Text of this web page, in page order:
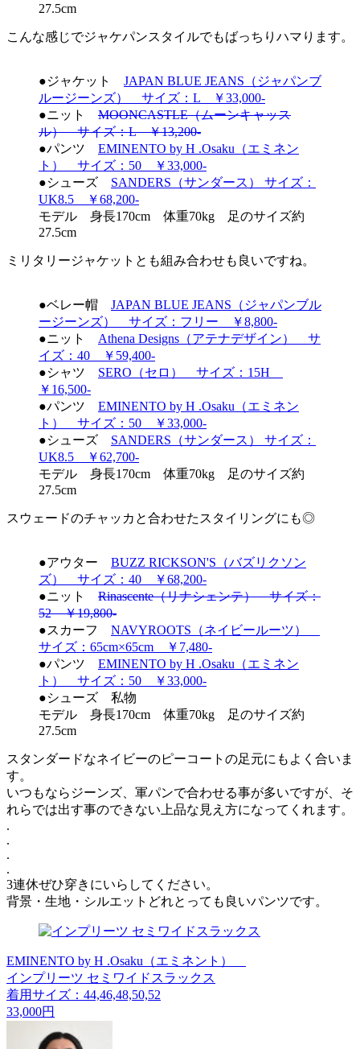
27.5cm
こんな感じでジャケパンスタイルでもばっちりハマります。
●ジャケット JAPAN BLUE JEANS（ジャパンブ
ルージーンズ） サイズ：L ￥33,000-
●ニット MOONCASTLE（ムーンキャッス
ル） サイズ：L ￥13,200-
●パンツ EMINENTO by H .Osaku（エミネン
ト） サイズ：50 ￥33,000-
●シューズ SANDERS（サンダース） サイズ：
UK8.5 ￥68,200-
モデル 身長170cm 体重70kg 足のサイズ約
27.5cm
ミリタリージャケットとも組み合わせも良いですね。
●ベレー帽 JAPAN BLUE JEANS（ジャパンブル
ージーンズ） サイズ：フリー ￥8,800-
●ニット Athena Designs（アテナデザイン） サ
イズ：40 ￥59,400-
●シャツ SERO（セロ） サイズ：15H
￥16,500-
●パンツ EMINENTO by H .Osaku（エミネン
ト） サイズ：50 ￥33,000-
●シューズ SANDERS（サンダース） サイズ：
UK8.5 ￥62,700-
モデル 身長170cm 体重70kg 足のサイズ約
27.5cm
スウェードのチャッカと合わせたスタイリングにも◎
●アウター BUZZ RICKSON'S（バズリクソン
ズ） サイズ：40 ￥68,200-
●ニット Rinascente（リナシェンテ） サイズ：
52 ￥19,800-
●スカーフ NAVYROOTS（ネイビールーツ）
サイズ：65cm×65cm ￥7,480-
●パンツ EMINENTO by H .Osaku（エミネン
ト） サイズ：50 ￥33,000-
●シューズ 私物
モデル 身長170cm 体重70kg 足のサイズ約
27.5cm
スタンダードなネイビーのピーコートの足元にもよく合いま
す。
いつもならジーンズ、軍パンで合わせる事が多いですが、そ
れらでは出す事のできない上品な見え方になってくれます。
.
.
.
.
3連休ぜひ穿きにいらしてください。
背景・生地・シルエットどれとっても良いパンツです。
EMINENTO by H .Osaku（エミネント）
インプリーツ セミワイドスラックス
着用サイズ：44,46,48,50,52
33,000円